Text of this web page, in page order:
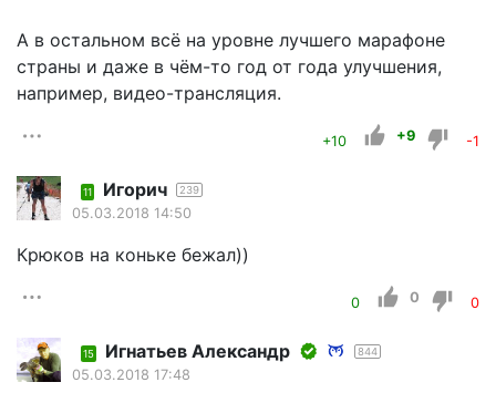
А в остальном всё на уровне лучшего марафоне
страны и даже в чём-то год от года улучшения,
например, видео-трансляция.
+10 +9 -1
11 Игорич 239
05.03.2018 14:50
Крюков на коньке бежал))
0 0 0
15 Игнатьев Александр 844
05.03.2018 17:48